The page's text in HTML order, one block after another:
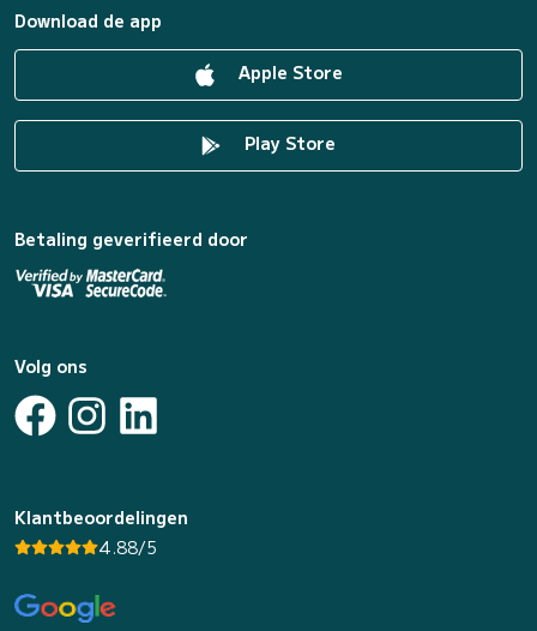
Download de app
Apple Store
Play Store
Betaling geverifieerd door
Volg ons
Klantbeoordelingen
4.88/5